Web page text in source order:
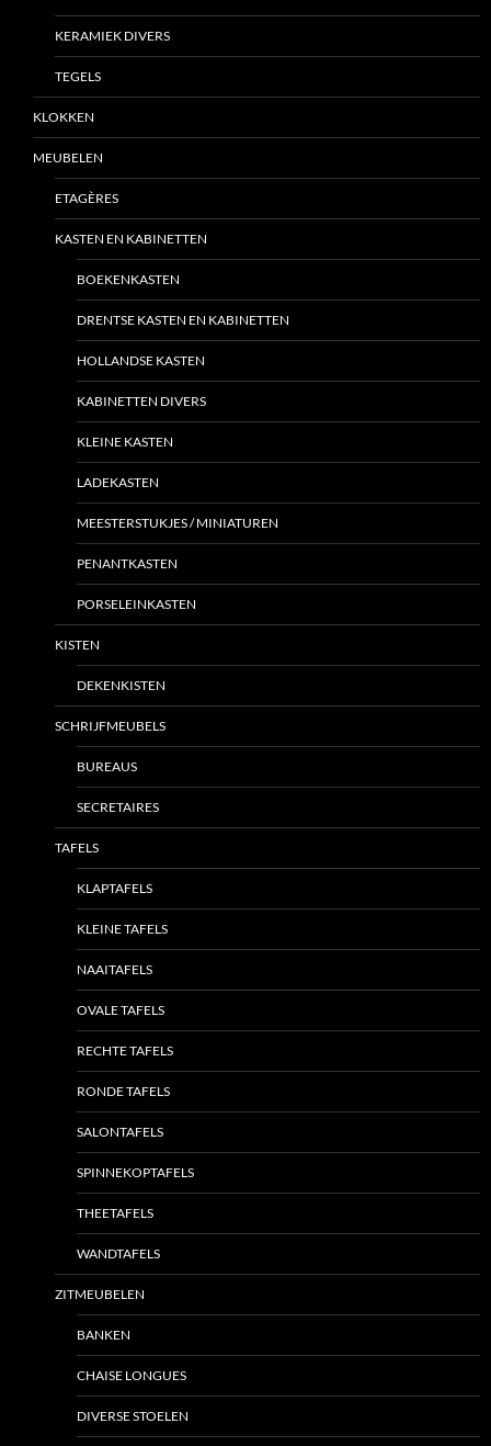
KERAMIEK DIVERS
TEGELS
KLOKKEN
MEUBELEN
ETAGÈRES
KASTEN EN KABINETTEN
BOEKENKASTEN
DRENTSE KASTEN EN KABINETTEN
HOLLANDSE KASTEN
KABINETTEN DIVERS
KLEINE KASTEN
LADEKASTEN
MEESTERSTUKJES / MINIATUREN
PENANTKASTEN
PORSELEINKASTEN
KISTEN
DEKENKISTEN
SCHRIJFMEUBELS
BUREAUS
SECRETAIRES
TAFELS
KLAPTAFELS
KLEINE TAFELS
NAAITAFELS
OVALE TAFELS
RECHTE TAFELS
RONDE TAFELS
SALONTAFELS
SPINNEKOPTAFELS
THEETAFELS
WANDTAFELS
ZITMEUBELEN
BANKEN
CHAISE LONGUES
DIVERSE STOELEN